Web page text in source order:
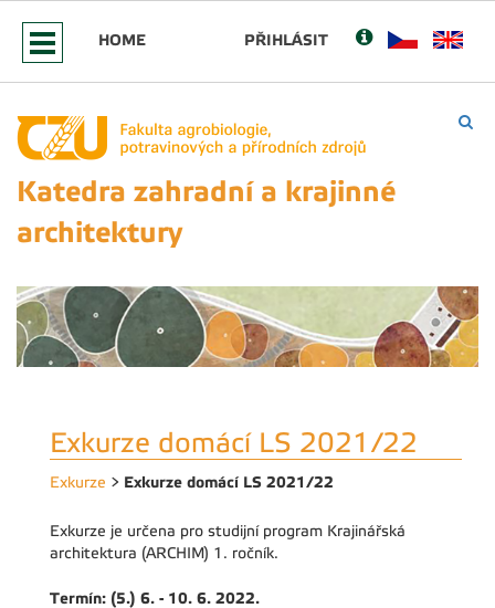
HOME PŘIHLÁSIT
Katedra zahradní a krajinné
architektury
Exkurze domácí LS 2021/22
Exkurze > Exkurze domácí LS 2021/22
Exkurze je určena pro studijní program Krajinářská
architektura (ARCHIM) 1. ročník.
Termín: (5.) 6. - 10. 6. 2022.